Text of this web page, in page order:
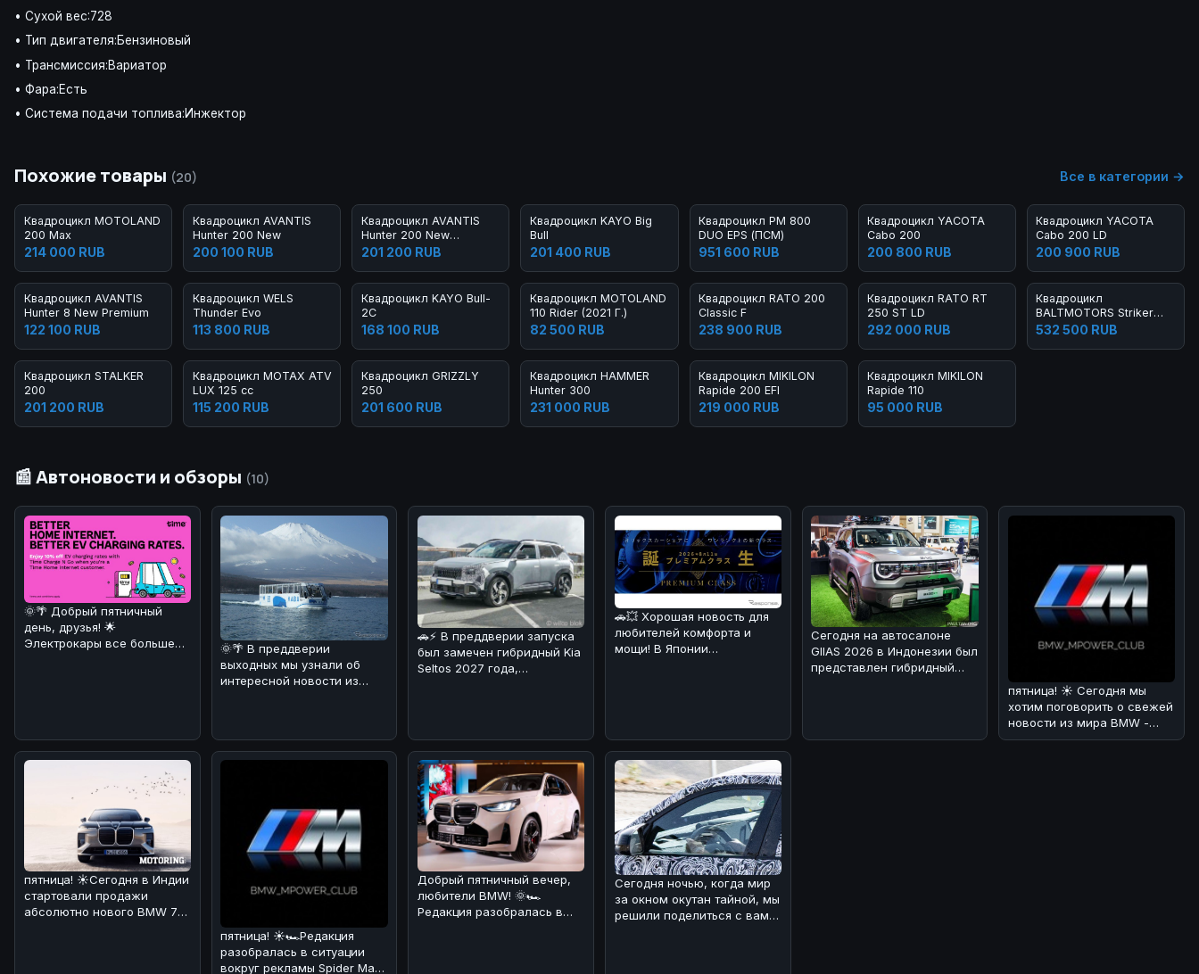
• Сухой вес:728
• Тип двигателя:Бензиновый
• Трансмиссия:Вариатор
• Фара:Есть
• Система подачи топлива:Инжектор
Похожие товары (20) Все в категории →
Квадроцикл MOTOLAND
200 Max
214 000 RUB
Квадроцикл AVANTIS
Hunter 200 New
200 100 RUB
Квадроцикл AVANTIS
Hunter 200 New
Premium (2020)
201 200 RUB
Квадроцикл KAYO Big
Bull
201 400 RUB
Квадроцикл РМ 800
DUO EPS (ПСМ)
951 600 RUB
Квадроцикл YACOTA
Cabo 200
200 800 RUB
Квадроцикл YACOTA
Cabo 200 LD
200 900 RUB
Квадроцикл AVANTIS
Hunter 8 New Premium
122 100 RUB
Квадроцикл WELS
Thunder Evo
113 800 RUB
Квадроцикл KAYO Bull-
2C
168 100 RUB
Квадроцикл MOTOLAND
110 Rider (2021 Г.)
82 500 RUB
Квадроцикл RATO 200
Classic F
238 900 RUB
Квадроцикл RATO RT
250 ST LD
292 000 RUB
Квадроцикл
BALTMOTORS Striker
500 EFI
532 500 RUB
Квадроцикл STALKER
200
201 200 RUB
Квадроцикл MOTAX ATV Raptor-
LUX 125 cc
115 200 RUB
Квадроцикл GRIZZLY
250
201 600 RUB
Квадроцикл HAMMER
Hunter 300
231 000 RUB
Квадроцикл MIKILON
Rapide 200 EFI
219 000 RUB
Квадроцикл MIKILON
Rapide 110
95 000 RUB
📰 Автоновости и обзоры (10)
🌞🌴 Добрый пятничный
день, друзья! 🌟
Электрокары все больше
🌞🌴 В преддверии
выходных мы узнали об
интересной новости из
🚗⚡ В преддверии запуска
был замечен гибридный Kia
Seltos 2027 года,
🚗💥 Хорошая новость для
любителей комфорта и
мощи! В Японии
Сегодня на автосалоне
GIIAS 2026 в Индонезии был
представлен гибридный
пятница! ☀️ Сегодня мы
хотим поговорить о свежей
новости из мира BMW -
люксовом SUV X7 Individual
пятница! ☀️Сегодня в Индии
стартовали продажи
абсолютно нового BMW 7
пятница! ☀️🏎Редакция
разобралась в ситуации
вокруг рекламы Spider Man
Добрый пятничный вечер,
любители BMW! 🌞🏎
Редакция разобралась в
Сегодня ночью, когда мир
за окном окутан тайной, мы
решили поделиться с вами